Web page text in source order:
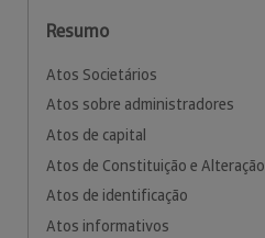
Resumo
Atos Societários
Atos sobre administradores
Atos de capital
Atos de Constituição e Alteração
Atos de identificação
Atos informativos